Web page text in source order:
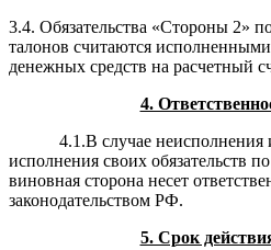
3.4. Обязательства «Стороны 2»
талонов считаются
денежных средств на расчетный
4.
4.1.В случае
исполнения своих обязательств
виновная сторона несет
законодательством РФ.
5. Срок